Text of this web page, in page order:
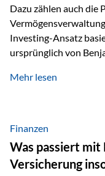
Dazu zählen auch die
Investing-Ansatz
ursprünglich von
Modernes Value
Fokus stehen
inneren Wert liegt.
wie Geschäftsmodell,
Mehr lesen
Finanzen
Was passiert mit
Versicherung